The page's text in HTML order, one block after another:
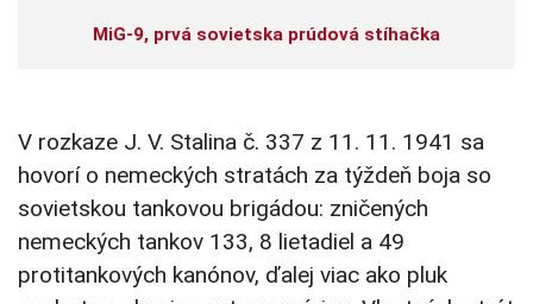
MiG-9, prvá sovietska prúdová stíhačka
V rozkaze J. V. Stalina č. 337 z 11. 11. 1941 sa
hovorí o nemeckých stratách za týždeň boja so
sovietskou tankovou brigádou: zničených
nemeckých tankov 133, 8 lietadiel a 49
protitankových kanónov, ďalej viac ako pluk